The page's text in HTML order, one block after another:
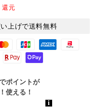
還元
上げで送料無料